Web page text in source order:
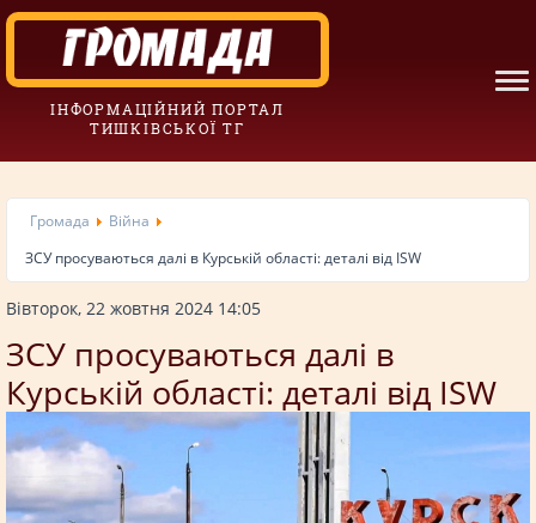
ІНФОРМАЦІЙНИЙ ПОРТАЛ
ТИШКІВСЬКОЇ ТГ
Громада
Війна
ЗСУ просуваються далі в Курській області: деталі від ISW
Вівторок, 22 жовтня 2024 14:05
ЗСУ просуваються далі в
Курській області: деталі від ISW